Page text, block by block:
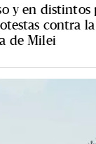
y en distintos
contra
de Milei